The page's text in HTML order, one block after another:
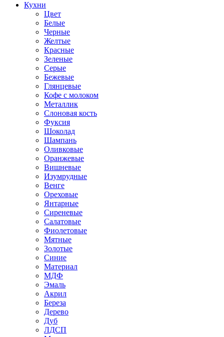
Кухни
Цвет
Белые
Черные
Желтые
Красные
Зеленые
Серые
Бежевые
Глянцевые
Кофе с молоком
Металлик
Слоновая кость
Фуксия
Шоколад
Шампань
Оливковые
Оранжевые
Вишневые
Изумрудные
Венге
Ореховые
Янтарные
Сиреневые
Салатовые
Фиолетовые
Мятные
Золотые
Синие
Материал
МДФ
Эмаль
Акрил
Береза
Дерево
Дуб
ЛДСП